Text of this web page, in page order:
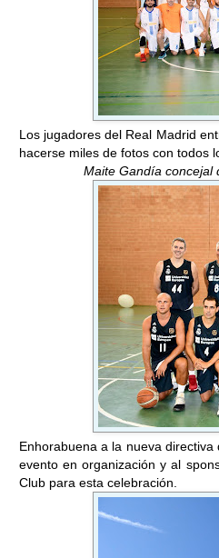
Los jugadores del Real Madrid
hacerse miles de fotos con todos
Maite Gandía concejal
Enhorabuena a la nueva
evento en organización y al
Club para esta celebración.